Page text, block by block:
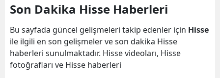
Son Dakika Hisse Haberleri
Bu sayfada güncel gelişmeleri takip edenler için Hisse
ile ilgili en son gelişmeler ve son dakika Hisse
haberleri sunulmaktadır. Hisse videoları, Hisse
fotoğrafları ve Hisse haberleri